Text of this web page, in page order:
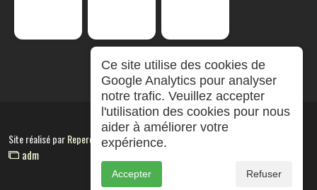
Site réalisé parRepereCom
adm
Ce site utilise des cookies de
Google Analytics pour analyser
notre trafic. Veuillez accepter
l'utilisation des cookies pour nous
aider à améliorer votre
expérience.
Accepter Refuser